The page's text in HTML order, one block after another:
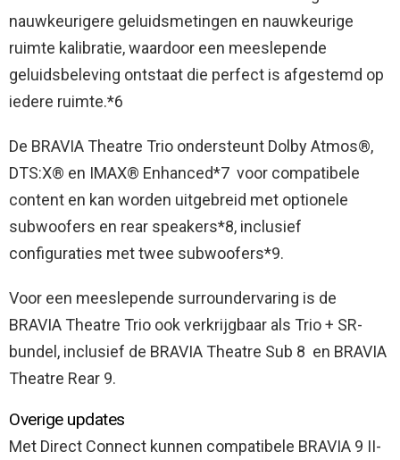
nauwkeurigere geluidsmetingen en nauwkeurige
ruimte kalibratie, waardoor een meeslepende
geluidsbeleving ontstaat die perfect is afgestemd op
iedere ruimte.*6
De BRAVIA Theatre Trio ondersteunt Dolby Atmos®,
DTS:X® en IMAX® Enhanced*7 ​ voor compatibele
content en kan worden uitgebreid met optionele
subwoofers en rear speakers*8, inclusief
configuraties met twee subwoofers*9.
Voor een meeslepende surroundervaring is de
BRAVIA Theatre Trio ook verkrijgbaar als Trio + SR-
bundel, inclusief de BRAVIA Theatre Sub 8 ​ en BRAVIA
Theatre Rear 9.
Overige updates
Met Direct Connect kunnen compatibele BRAVIA 9 II-